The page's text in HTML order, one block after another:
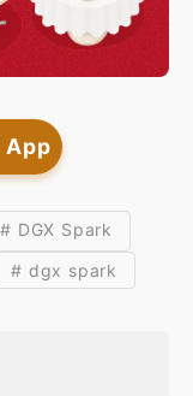
App
# DGX Spark
# dgx spark